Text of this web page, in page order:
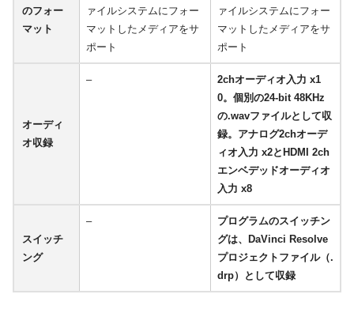
のフォー
マット
ァイルシステムにフォー
マットしたメディアをサ
ポート
ァイルシステムにフォー
マットしたメディアをサ
ポート
オーディ
オ収録
–
2chオーディオ入力 x1
0。個別の24-bit 48KHz
の.wavファイルとして収
録。アナログ2chオーデ
ィオ入力 x2とHDMI 2ch
エンベデッドオーディオ
入力 x8
スイッチ
ング
–
プログラムのスイッチン
グは、DaVinci Resolve
プロジェクトファイル（.
drp）として収録